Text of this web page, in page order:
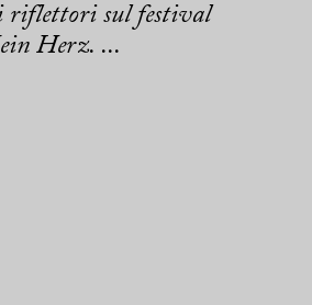
riflettori sul festival
Herz. ...